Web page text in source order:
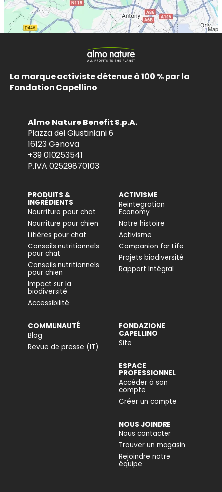
La marque activiste détenue à 100 % par la
Fondation Capellino
Almo Nature Benefit S.p.A.
Piazza dei Giustiniani 6
16123 Genova
+39 010253541
P.IVA 02529870103
PRODUITS &
INGRÉDIENTS
Nourriture pour chat
Nourriture pour chien
Litières pour chat
Conseils nutritionnels
pour chat
Conseils nutritionnels
pour chien
Impact sur la
biodiversité
Accessibilité
ACTIVISME
Reintegration
Economy
Notre histoire
Activisme
Companion for Life
Projets biodiversité
Rapport Intégral
COMMUNAUTÉ
Blog
Revue de presse (IT)
FONDAZIONE
CAPELLINO
Site
ESPACE
PROFESSIONNEL
Accéder à son
compte
Créer un compte
NOUS JOINDRE
Nous contacter
Trouver un magasin
Rejoindre notre
équipe